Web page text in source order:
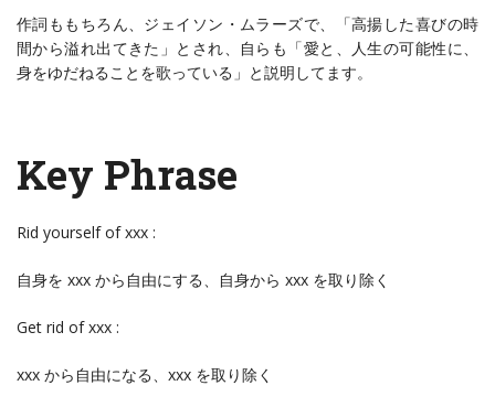
作詞ももちろん、ジェイソン・ムラーズで、「高揚した喜びの時
間から溢れ出てきた」とされ、自らも「愛と、人生の可能性に、
身をゆだねることを歌っている」と説明してます。
Key Phrase
Rid yourself of xxx :
自身を xxx から自由にする、自身から xxx を取り除く
Get rid of xxx :
xxx から自由になる、xxx を取り除く